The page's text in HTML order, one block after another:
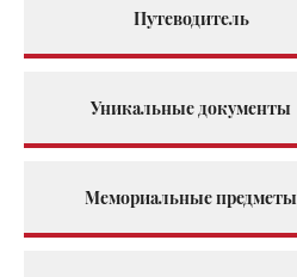
Путеводитель
Уникальные документы
Мемориальные предметы